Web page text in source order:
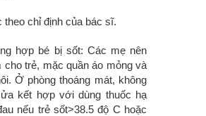
theo chỉ định của bác sĩ.
hợp bé bị sốt: Các mẹ nên
trẻ, mặc quần áo mỏng và
Ở phòng thoáng mát, không
kết hợp với dùng thuốc hạ
nếu trẻ sốt>38.5 độ C hoặc